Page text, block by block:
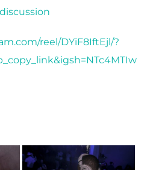
reel/DYiF8IftEjl/?